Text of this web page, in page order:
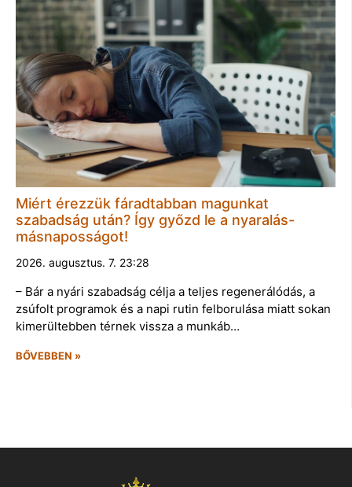
Miért érezzük fáradtabban magunkat
szabadság után? Így győzd le a nyaralás-
másnaposságot!
2026. augusztus. 7. 23:28
– Bár a nyári szabadság célja a teljes regenerálódás, a
zsúfolt programok és a napi rutin felborulása miatt sokan
kimerültebben térnek vissza a munkáb…
BŐVEBBEN »